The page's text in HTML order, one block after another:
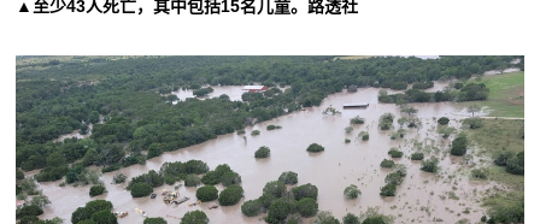
▲至少43人死亡，其中包括15名儿童。路透社